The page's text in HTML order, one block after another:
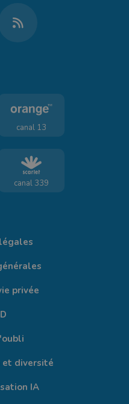
canal 13
canal 339
privée
diversité
IA